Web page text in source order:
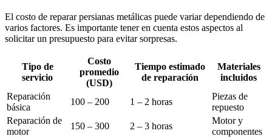
El costo de reparar persianas metálicas puede variar dependiendo de
varios factores. Es importante tener en cuenta estos aspectos al
solicitar un presupuesto para evitar sorpresas.
Tipo de
servicio
Costo
promedio
(USD)
Tiempo estimado
de reparación
Materiales
incluidos
Reparación
básica
100 – 200 1 – 2 horas
Piezas de
repuesto
Reparación de
motor
150 – 300 2 – 3 horas
Motor y
componentes